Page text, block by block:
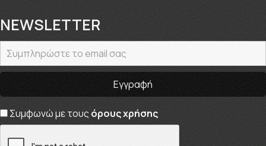
NEWSLETTER
Συμφωνώ με τους όρους χρήσης